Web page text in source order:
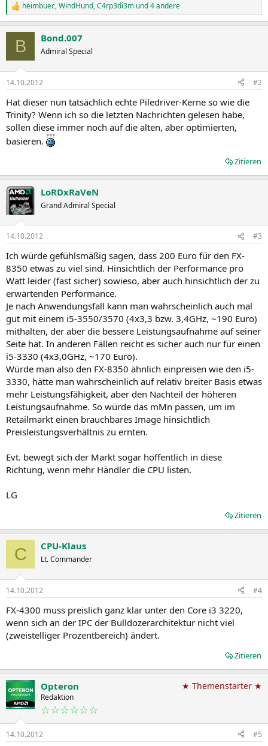
R
e
e
:
heimbuec,WindHund,C4rp3di3m und 4 andere
B Bond.007
Admiral Special
14.10.2012 #2
Hat dieser nun tatsächlich echte Piledriver-Kerne so wie die
Trinity? Wenn ich so die letzten Nachrichten gelesen habe,
sollen diese immer noch auf die alten, aber optimierten,
basieren.
Zitieren
LoRDxRaVeN
Grand Admiral Special
14.10.2012 #3
Ich würde gefühlsmäßig sagen, dass 200 Euro für den FX-
8350 etwas zu viel sind. Hinsichtlich der Performance pro
Watt leider (fast sicher) sowieso, aber auch hinsichtlich der zu
erwartenden Performance.
Je nach Anwendungsfall kann man wahrscheinlich auch mal
gut mit einem i5-3550/3570 (4x3,3 bzw. 3,4GHz, ~190 Euro)
mithalten, der aber die bessere Leistungsaufnahme auf seiner
Seite hat. In anderen Fällen reicht es sicher auch nur für einen
i5-3330 (4x3,0GHz, ~170 Euro).
Würde man also den FX-8350 ähnlich einpreisen wie den i5-
3330, hätte man wahrscheinlich auf relativ breiter Basis etwas
mehr Leistungsfähigkeit, aber den Nachteil der höheren
Leistungsaufnahme. So würde das mMn passen, um im
Retailmarkt einen brauchbares Image hinsichtlich
Preisleistungsverhältnis zu ernten.
Evt. bewegt sich der Markt sogar hoffentlich in diese
Richtung, wenn mehr Händler die CPU listen.
LG
Zitieren
C CPU-Klaus
Lt. Commander
14.10.2012 #4
FX-4300 muss preislich ganz klar unter den Core i3 3220,
wenn sich an der IPC der Bulldozerarchitektur nicht viel
(zweistelliger Prozentbereich) ändert.
Zitieren
Opteron
Redaktion
☆☆☆☆☆☆
★ Themenstarter ★
14.10.2012 #5